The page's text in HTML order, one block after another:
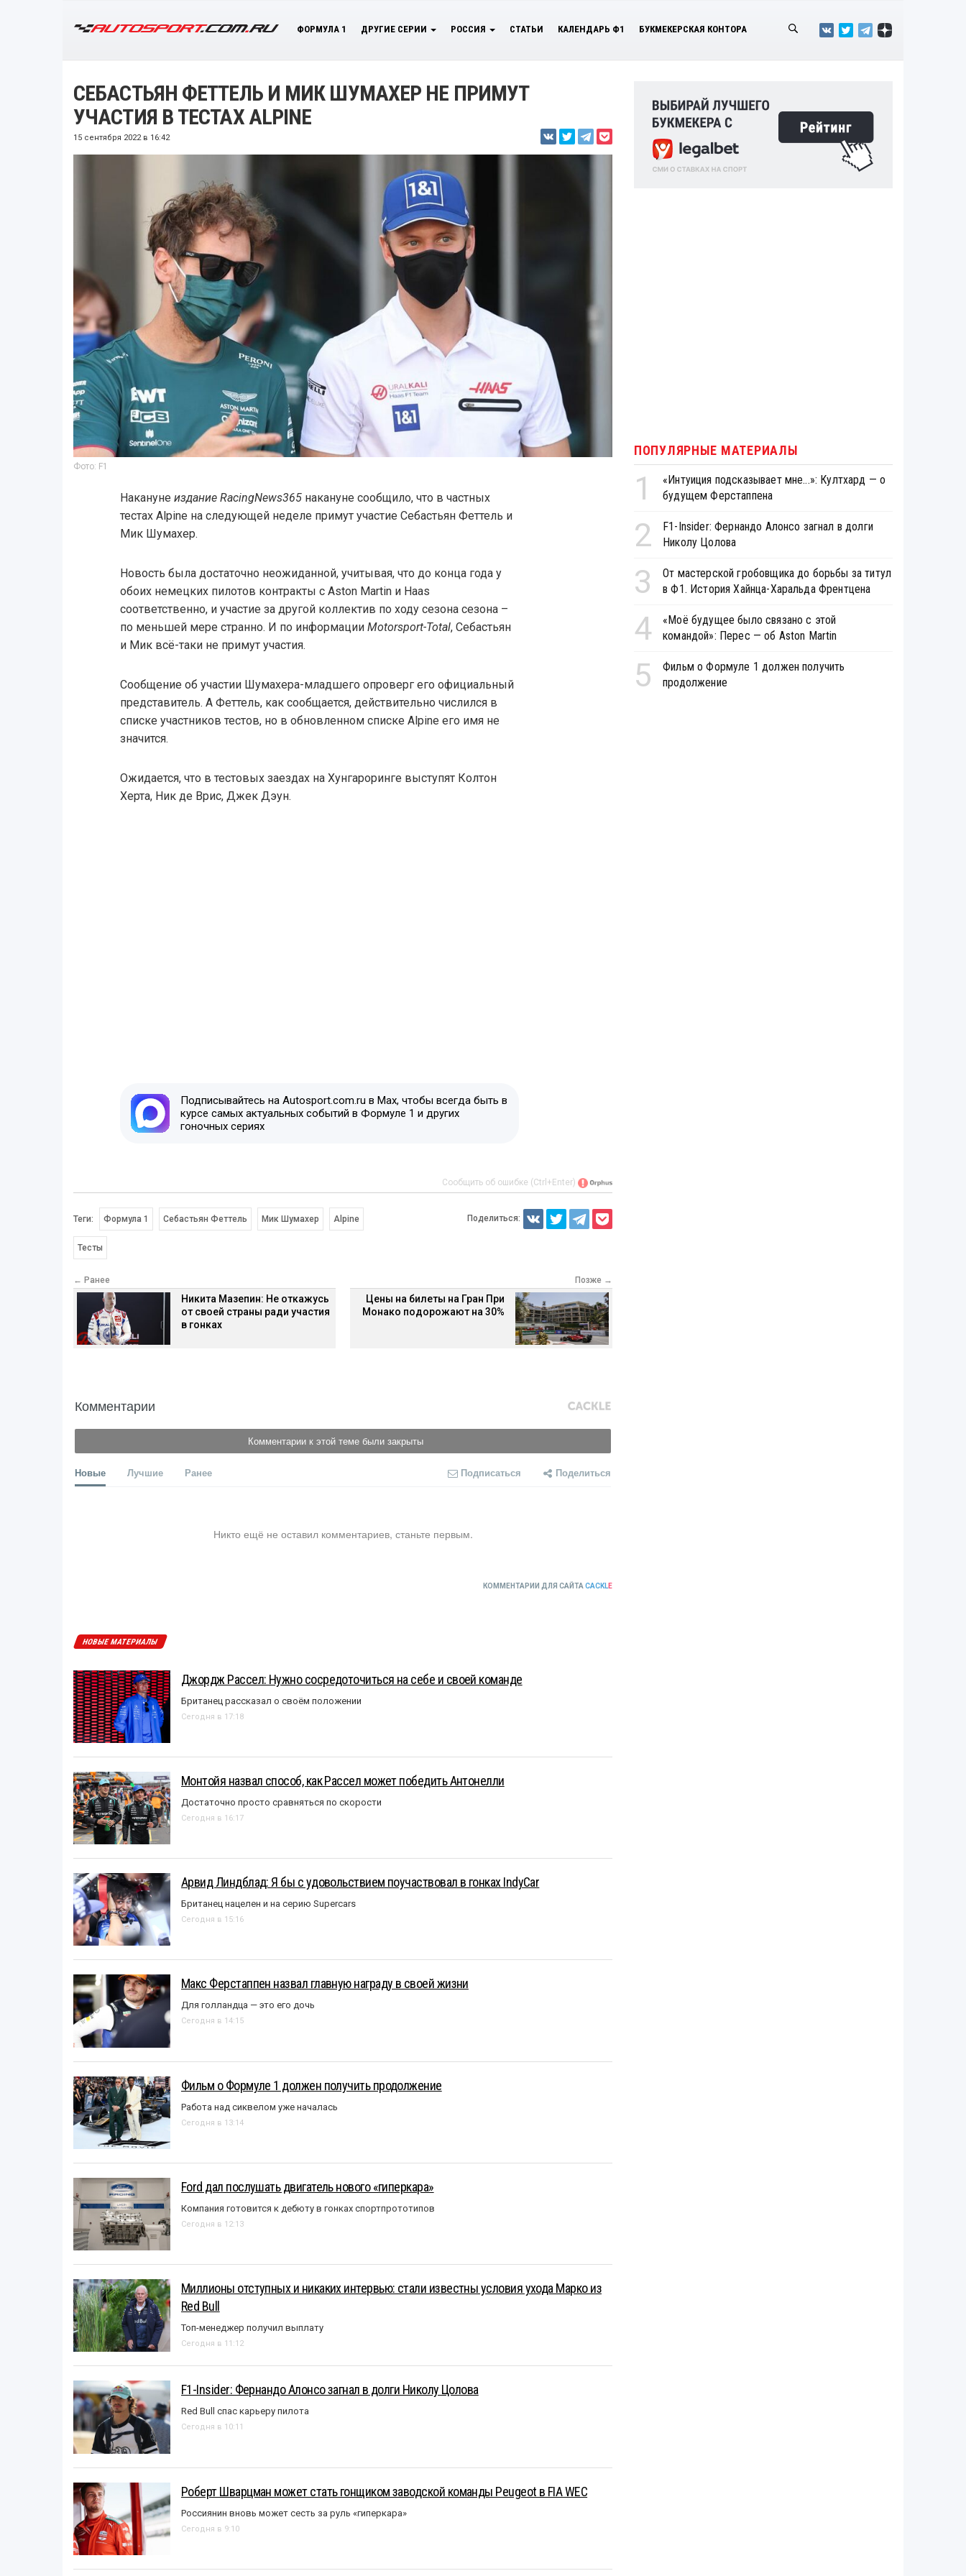
ФОРМУЛА 1 ДРУГИЕ СЕРИИ РОССИЯ СТАТЬИ КАЛЕНДАРЬ Ф1 БУКМЕКЕРСКАЯ КОНТОРА
СЕБАСТЬЯН ФЕТТЕЛЬ И МИК ШУМАХЕР НЕ ПРИМУТ
УЧАСТИЯ В ТЕСТАХ ALPINE
15 сентября 2022 в 16:42
Фото: F1
Накануне издание RacingNews365накануне сообщило, что в частных
тестах Alpine на следующей неделе примут участие Себастьян Феттель и
Мик Шумахер.
Новость была достаточно неожиданной, учитывая, что до конца года у
обоих немецких пилотов контракты с Aston Martin и Haas
соответственно, и участие за другой коллектив по ходу сезона сезона –
по меньшей мере странно. И по информации Motorsport-Total, Себастьян
и Мик всё-таки не примут участия.
Сообщение об участии Шумахера-младшего опроверг его официальный
представитель. А Феттель, как сообщается, действительно числился в
списке участников тестов, но в обновленном списке Alpine его имя не
значится.
Ожидается, что в тестовых заездах на Хунгароринге выступят Колтон
Херта, Ник де Врис, Джек Дэун.
Подписывайтесь на Autosport.com.ru в Max, чтобы всегда быть в
курсе самых актуальных событий в Формуле 1 и других
гоночных сериях
Сообщить об ошибке (Ctrl+Enter)
Теги: Формула 1 Себастьян Феттель Мик Шумахер Alpine
Тесты
Поделиться:
← Ранее
Никита Мазепин: Не откажусь
от своей страны ради участия
в гонках
Позже →
Цены на билеты на Гран При
Монако подорожают на 30%
Комментарии
Комментарии к этой теме были закрыты
Новые Лучшие Ранее Подписаться Поделиться
Никто ещё не оставил комментариев, станьте первым.
КОММЕНТАРИИ ДЛЯ САЙТА CACKLE
НОВЫЕ МАТЕРИАЛЫ
Джордж Рассел: Нужно сосредоточиться на себе и своей команде
Британец рассказал о своём положении
Сегодня в 17:18
Монтойя назвал способ, как Рассел может победить Антонелли
Достаточно просто сравняться по скорости
Сегодня в 16:17
Арвид Линдблад: Я бы с удовольствием поучаствовал в гонках IndyCar
Британец нацелен и на серию Supercars
Сегодня в 15:16
Макс Ферстаппен назвал главную награду в своей жизни
Для голландца — это его дочь
Сегодня в 14:15
Фильм о Формуле 1 должен получить продолжение
Работа над сиквелом уже началась
Сегодня в 13:14
Ford дал послушать двигатель нового «гиперкара»
Компания готовится к дебюту в гонках спортпрототипов
Сегодня в 12:13
Миллионы отступных и никаких интервью: стали известны условия ухода Марко из
Red Bull
Топ-менеджер получил выплату
Сегодня в 11:12
F1-Insider: Фернандо Алонсо загнал в долги Николу Цолова
Red Bull спас карьеру пилота
Сегодня в 10:11
Роберт Шварцман может стать гонщиком заводской команды Peugeot в FIA WEC
Россиянин вновь может сесть за руль «гиперкара»
Сегодня в 9:10
ПОПУЛЯРНЫЕ МАТЕРИАЛЫ
1
«Интуиция подсказывает мне...»: Култхард — о
будущем Ферстаппена
2
F1-Insider: Фернандо Алонсо загнал в долги
Николу Цолова
3
От мастерской гробовщика до борьбы за титул
в Ф1. История Хайнца-Харальда Френтцена
4
«Моё будущее было связано с этой
командой»: Перес — об Aston Martin
5
Фильм о Формуле 1 должен получить
продолжение